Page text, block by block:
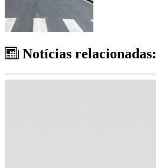
Notícias relacionadas: